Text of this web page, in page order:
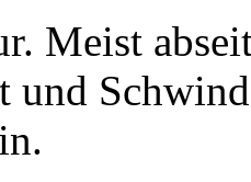
Meist
und